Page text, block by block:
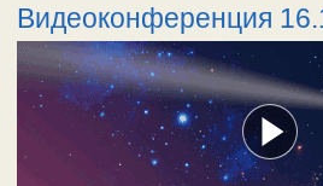
Видеоконференция